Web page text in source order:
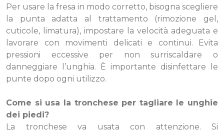
Per usare la fresa in modo corretto, bisogna scegliere
la punta adatta al trattamento (rimozione gel,
cuticole, limatura), impostare la velocità adeguata e
lavorare con movimenti delicati e continui. Evita
pressioni eccessive per non surriscaldare o
danneggiare l’unghia. È importante disinfettare le
punte dopo ogni utilizzo.
Come si usa la tronchese per tagliare le unghie
dei piedi?
La tronchese va usata con attenzione. Si